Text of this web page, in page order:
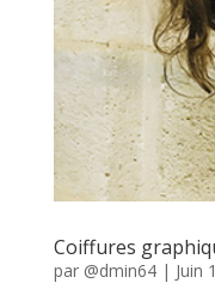
Coiffures
par @dmin64| Juin